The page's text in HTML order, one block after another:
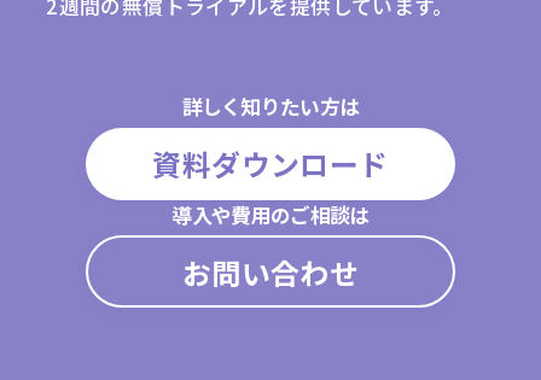
詳しく知りたい方は
資料ダウンロード
導入や費用のご相談は
お問い合わせ